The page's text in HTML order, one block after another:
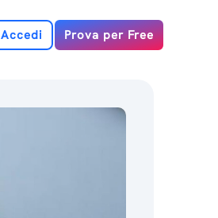
Accedi Prova per Free